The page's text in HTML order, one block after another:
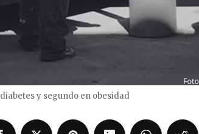
y segundo en obesidad